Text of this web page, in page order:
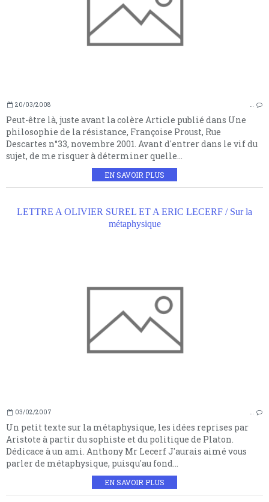
20/03/2008 …
Peut-être là, juste avant la colère Article publié dans Une
philosophie de la résistance, Françoise Proust, Rue
Descartes n°33, novembre 2001. Avant d'entrer dans le vif du
sujet, de me risquer à déterminer quelle...
EN SAVOIR PLUS
LETTRE A OLIVIER SUREL ET A ERIC LECERF / Sur la
métaphysique
03/02/2007
Un petit texte sur la métaphysique, les idées reprises par
Aristote à partir du sophiste et du politique de Platon.
Dédicace à un ami. Anthony Mr Lecerf J'aurais aimé vous
parler de métaphysique, puisqu'au fond...
EN SAVOIR PLUS